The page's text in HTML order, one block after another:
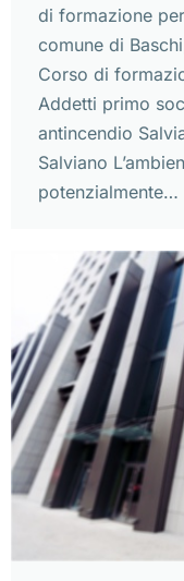
di formazione
comune di
Corso di
Addetti primo
antincendio
Salviano
potenzialmente…